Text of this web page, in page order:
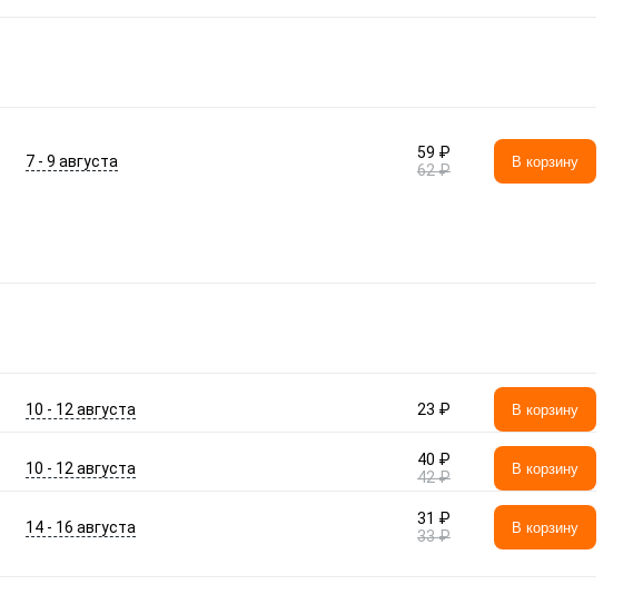
7 - 9 августа
59 ₽
62 ₽
В корзину
10 - 12 августа 23 ₽ В корзину
10 - 12 августа
40 ₽
42 ₽
В корзину
14 - 16 августа
31 ₽
33 ₽
В корзину